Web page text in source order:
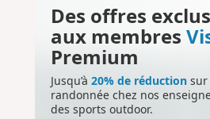
Des offres
aux membres
Premium
Jusqu’à 20% de réductionsur
randonnée chez nos
des sports outdoor.